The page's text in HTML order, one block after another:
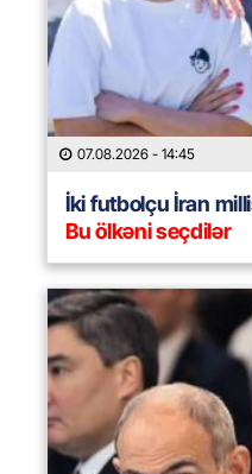
07.08.2026 - 14:45
İki futbolçu İran
Bu ölkəni seçdilər